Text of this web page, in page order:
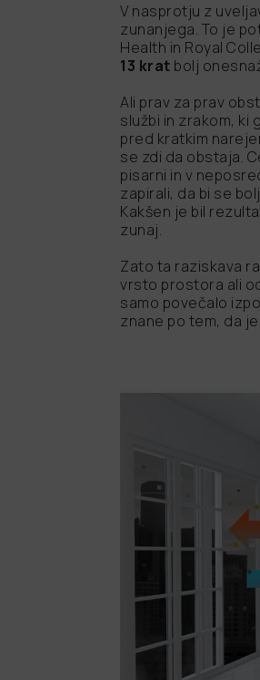
V nasprotju z
zunanjega. To je
Health in Royal
13 krat bolj
Ali prav za prav
službi in zrakom, ki
pred kratkim
se zdi da obstaja.
pisarni in v
zapirali, da bi se
Kakšen je bil
zunaj.
Zato ta raziskava
vrsto prostora ali
samo povečalo
znane po tem, da